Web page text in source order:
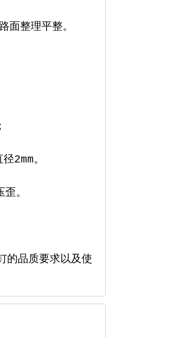
整理平整。
2mm。
。
品质要求以及使